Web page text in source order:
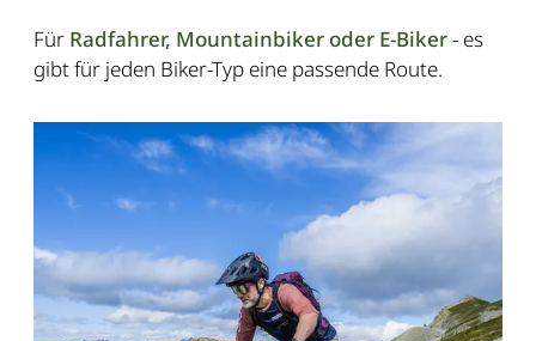
Für Radfahrer, Mountainbiker oder E-Biker- es
gibt für jeden Biker-Typ eine passende Route.